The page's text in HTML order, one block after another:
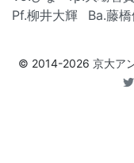
Pf.柳井大輝
Ba.藤
© 2014-2026 京大ア